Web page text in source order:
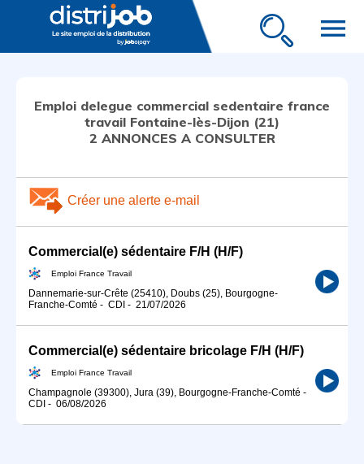
menu
Emploi delegue commercial sedentaire france
travail Fontaine-lès-Dijon (21)
2 ANNONCES A CONSULTER
Créer une alerte e-mail
Commercial(e) sédentaire F/H (H/F)
Emploi France Travail
Dannemarie-sur-Crête (25410), Doubs (25), Bourgogne-
Franche-Comté - CDI - 21/07/2026
Commercial(e) sédentaire bricolage F/H (H/F)
Emploi France Travail
Champagnole (39300), Jura (39), Bourgogne-Franche-Comté -
CDI - 06/08/2026